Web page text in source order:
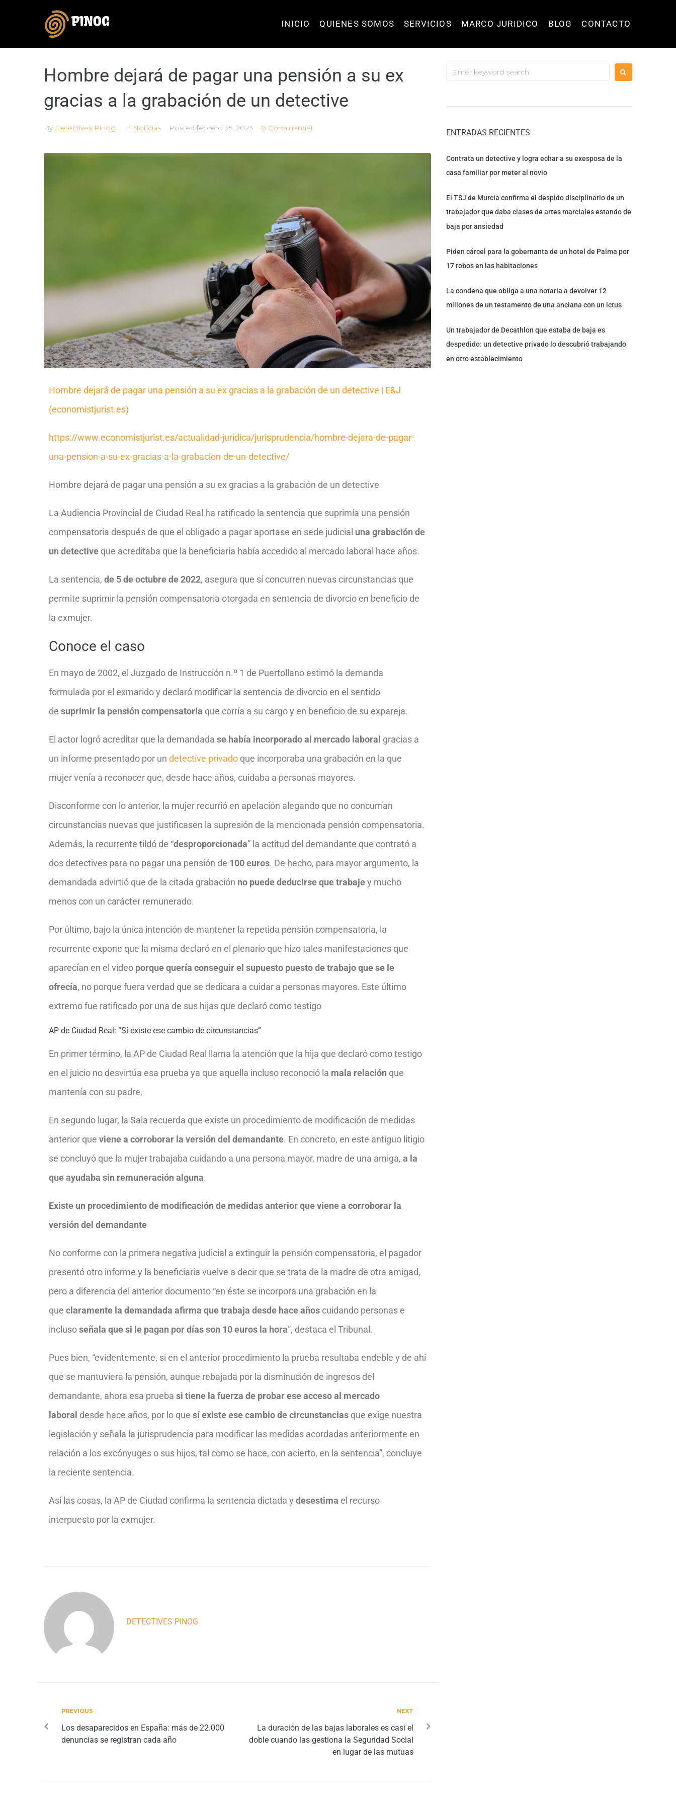
INICIO QUIENES SOMOS SERVICIOS MARCO JURIDICO BLOG CONTACTO
Hombre dejará de pagar una pensión a su ex
gracias a la grabación de un detective
By Detectives Pinog In Noticias Posted febrero 25, 2023 0 Comment(s)
Hombre dejará de pagar una pensión a su ex gracias a la grabación de un detective | E&J
(economistjurist.es)
https://www.economistjurist.es/actualidad-juridica/jurisprudencia/hombre-dejara-de-pagar-
una-pension-a-su-ex-gracias-a-la-grabacion-de-un-detective/
Hombre dejará de pagar una pensión a su ex gracias a la grabación de un detective
La Audiencia Provincial de Ciudad Real ha ratificado la sentencia que suprimía una pensión
compensatoria después de que el obligado a pagar aportase en sede judicial una grabación de
un detective que acreditaba que la beneficiaria había accedido al mercado laboral hace años.
La sentencia, de 5 de octubre de 2022, asegura que sí concurren nuevas circunstancias que
permite suprimir la pensión compensatoria otorgada en sentencia de divorcio en beneficio de
la exmujer.
Conoce el caso
En mayo de 2002, el Juzgado de Instrucción n.º 1 de Puertollano estimó la demanda
formulada por el exmarido y declaró modificar la sentencia de divorcio en el sentido
de suprimir la pensión compensatoria que corría a su cargo y en beneficio de su expareja.
El actor logró acreditar que la demandada se había incorporado al mercado laboral gracias a
un informe presentado por un detective privado que incorporaba una grabación en la que
mujer venía a reconocer que, desde hace años, cuidaba a personas mayores.
Disconforme con lo anterior, la mujer recurrió en apelación alegando que no concurrían
circunstancias nuevas que justificasen la supresión de la mencionada pensión compensatoria.
Además, la recurrente tildó de “desproporcionada” la actitud del demandante que contrató a
dos detectives para no pagar una pensión de 100 euros. De hecho, para mayor argumento, la
demandada advirtió que de la citada grabación no puede deducirse que trabajey mucho
menos con un carácter remunerado.
Por último, bajo la única intención de mantener la repetida pensión compensatoria, la
recurrente expone que la misma declaró en el plenario que hizo tales manifestaciones que
aparecían en el video porque quería conseguir el supuesto puesto de trabajo que se le
ofrecía, no porque fuera verdad que se dedicara a cuidar a personas mayores. Este último
extremo fue ratificado por una de sus hijas que declaró como testigo
AP de Ciudad Real: “Sí existe ese cambio de circunstancias”
En primer término, la AP de Ciudad Real llama la atención que la hija que declaró como testigo
en el juicio no desvirtúa esa prueba ya que aquella incluso reconoció la mala relación que
mantenía con su padre.
En segundo lugar, la Sala recuerda que existe un procedimiento de modificación de medidas
anterior que viene a corroborar la versión del demandante. En concreto, en este antiguo litigio
se concluyó que la mujer trabajaba cuidando a una persona mayor, madre de una amiga, a la
que ayudaba sin remuneración alguna.
Existe un procedimiento de modificación de medidas anterior que viene a corroborar la
versión del demandante
No conforme con la primera negativa judicial a extinguir la pensión compensatoria, el pagador
presentó otro informe y la beneficiaria vuelve a decir que se trata de la madre de otra amigad,
pero a diferencia del anterior documento “en éste se incorpora una grabación en la
que claramente la demandada afirma que trabaja desde hace años cuidando personas e
inclusoseñala que si le pagan por días son 10 euros la hora”, destaca el Tribunal.
Pues bien, “evidentemente, si en el anterior procedimiento la prueba resultaba endeble y de ahí
que se mantuviera la pensión, aunque rebajada por la disminución de ingresos del
demandante, ahora esa prueba si tiene la fuerza de probar ese acceso al mercado
laboral desde hace años, por lo que sí existe ese cambio de circunstancias que exige nuestra
legislación y señala la jurisprudencia para modificar las medidas acordadas anteriormente en
relación a los excónyuges o sus hijos, tal como se hace, con acierto, en la sentencia”, concluye
la reciente sentencia.
Así las cosas, la AP de Ciudad confirma la sentencia dictada y desestima el recurso
interpuesto por la exmujer.
DETECTIVES PINOG
PREVIOUS
Los desaparecidos en España: más de 22.000
denuncias se registran cada año
NEXT
La duración de las bajas laborales es casi el
doble cuando las gestiona la Seguridad Social
en lugar de las mutuas
ENTRADAS RECIENTES
Contrata un detective y logra echar a su exesposa de la
casa familiar por meter al novio
El TSJ de Murcia confirma el despido disciplinario de un
trabajador que daba clases de artes marciales estando de
baja por ansiedad
Piden cárcel para la gobernanta de un hotel de Palma por
17 robos en las habitaciones
La condena que obliga a una notaria a devolver 12
millones de un testamento de una anciana con un ictus
Un trabajador de Decathlon que estaba de baja es
despedido: un detective privado lo descubrió trabajando
en otro establecimiento